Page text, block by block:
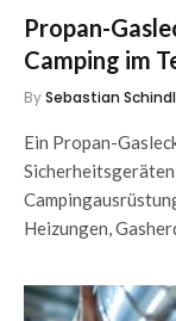
Propan-
Camping im
BySebastian
Ein Propan-
Heizungen,